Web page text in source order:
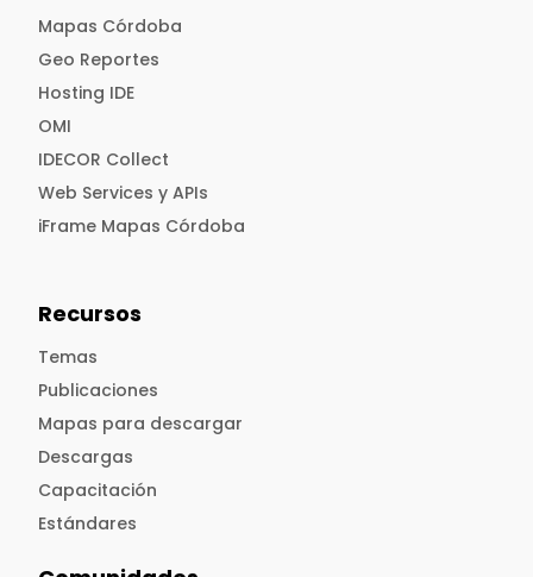
Mapas Córdoba
Geo Reportes
Hosting IDE
OMI
IDECOR Collect
Web Services y APIs
iFrame Mapas Córdoba
Recursos
Temas
Publicaciones
Mapas para descargar
Descargas
Capacitación
Estándares